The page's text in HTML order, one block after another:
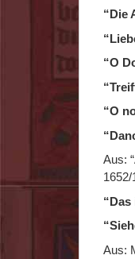
“Die
“O
“O
Aus:
1652/
“Das
Aus: